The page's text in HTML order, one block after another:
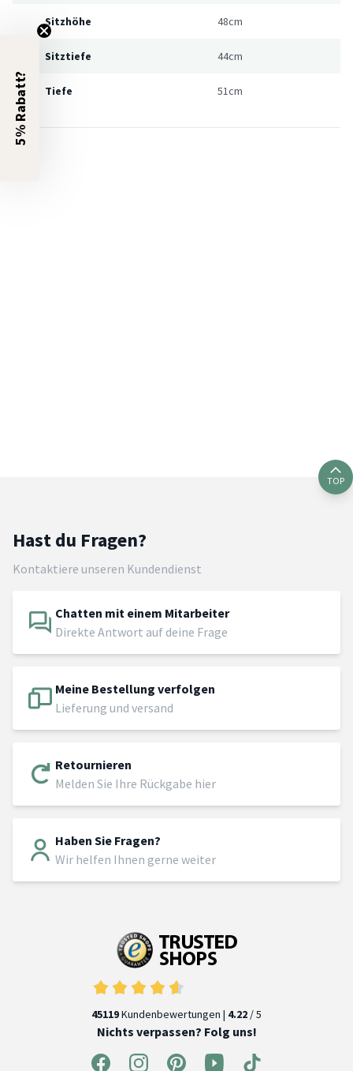
Sitzhöhe 48cm
Sitztiefe 44cm
Tiefe 51cm
TOP
Hast du Fragen?
Kontaktiere unseren Kundendienst
Chatten mit einem Mitarbeiter
Direkte Antwort auf deine Frage
Meine Bestellung verfolgen
Lieferung und versand
Retournieren
Melden Sie Ihre Rückgabe hier
Haben Sie Fragen?
Wir helfen Ihnen gerne weiter
45119Kundenbewertungen | 4.22 / 5
Nichts verpassen? Folg uns!
5% Rabatt?